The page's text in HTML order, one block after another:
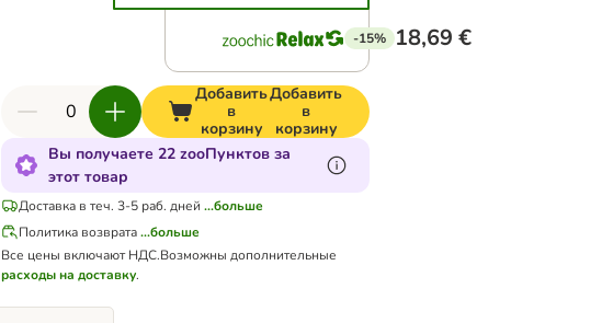
-15% 18,69 €
Добавить
в
корзину
Добавить
в
корзину
Вы получаете 22 zooПунктов за
этот товар
Доставка в теч. 3-5 раб. дней ...больше
Политика возврата ...больше
Все цены включают НДС.Возможны дополнительные
расходы на доставку.